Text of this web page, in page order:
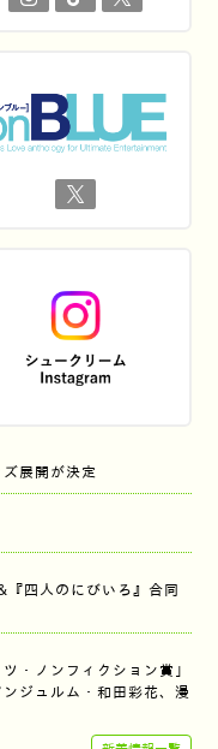
展開が決定
四人のにびいろ』合同
・ノンフィクション賞」
ジュルム・和田彩花、漫